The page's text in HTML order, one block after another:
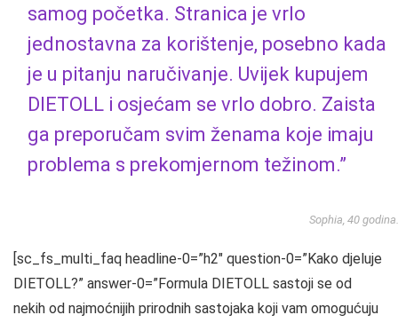
samog početka. Stranica je vrlo
jednostavna za korištenje, posebno kada
je u pitanju naručivanje. Uvijek kupujem
DIETOLL i osjećam se vrlo dobro. Zaista
ga preporučam svim ženama koje imaju
problema s prekomjernom težinom.”
Sophia, 40 godina.
[sc_fs_multi_faq headline-0=”h2″ question-0=”Kako djeluje
DIETOLL?” answer-0=”Formula DIETOLL sastoji se od
nekih od najmoćnijih prirodnih sastojaka koji vam omogućuju